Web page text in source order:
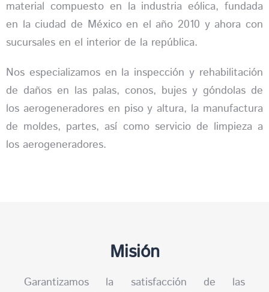
material compuesto en la industria eólica, fundada
en la ciudad de México en el año 2010 y ahora con
sucursales en el interior de la república.
Nos especializamos en la inspección y rehabilitación
de daños en las palas, conos, bujes y góndolas de
los aerogeneradores en piso y altura, la manufactura
de moldes, partes, así como servicio de limpieza a
los aerogeneradores.
Misión
Garantizamos la satisfacción de las